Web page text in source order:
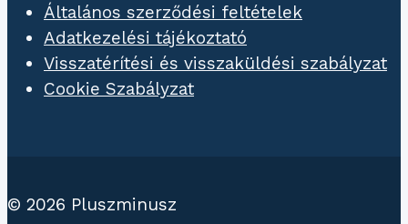
Általános szerződési feltételek
Adatkezelési tájékoztató
Visszatérítési és visszaküldési szabályzat
Cookie Szabályzat
© 2026 Pluszminusz